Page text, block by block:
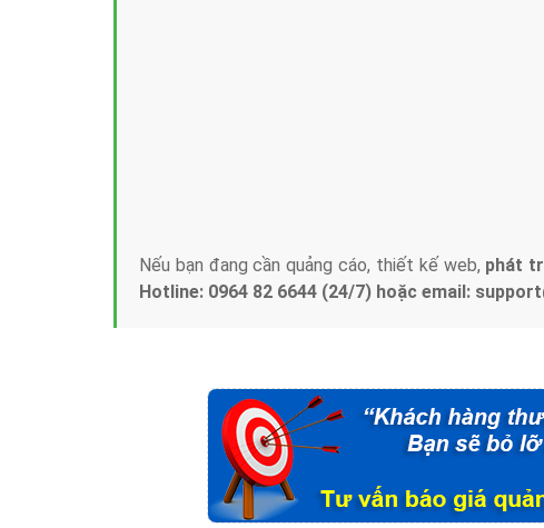
Tại sao chọn công ty Việt Ads làm đối tác
, chúng
phí mà bạn có thể đầu tư cho marketing online.
trung tâm marketing online uy tín hàng năm, luôn